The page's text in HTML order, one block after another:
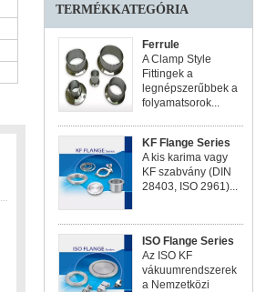
TERMÉKKATEGÓRIA
Ferrule
A Clamp Style
Fittingek a
legnépszerűbbek a
folyamatsorok...
KF Flange Series
A kis karima vagy
KF szabvány (DIN
28403, ISO 2961)...
ISO Flange Series
Az ISO KF
vákuumrendszerek
a Nemzetközi